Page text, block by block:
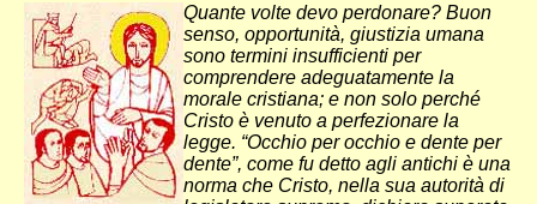
Quante volte devo perdonare? Buon
senso, opportunità, giustizia umana
sono termini insufficienti per
comprendere adeguatamente la
morale cristiana; e non solo perché
Cristo è venuto a perfezionare la
legge. “Occhio per occhio e dente per
dente”, come fu detto agli antichi è una
norma che Cristo, nella sua autorità di